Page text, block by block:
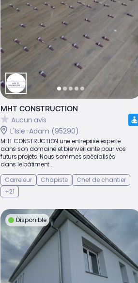
MHT CONSTRUCTION
Aucun avis
L'Isle-Adam (95290)
MHT CONSTRUCTION une entreprise experte
dans son domaine et bienveillante pour vos
futurs projets. Nous sommes spécialisés
dans le bâtiment...
Carreleur
Chapiste
Chef de chantier
+21
Disponible